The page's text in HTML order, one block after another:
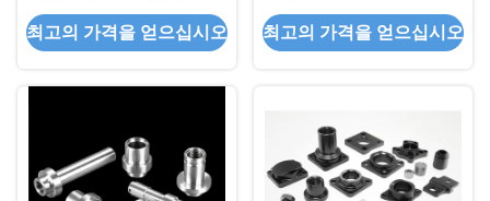
부품 제조업체
최고의 가격을 얻으십시오
늄 CNC 부품 및 CNC 가
공 부품
최고의 가격을 얻으십시오